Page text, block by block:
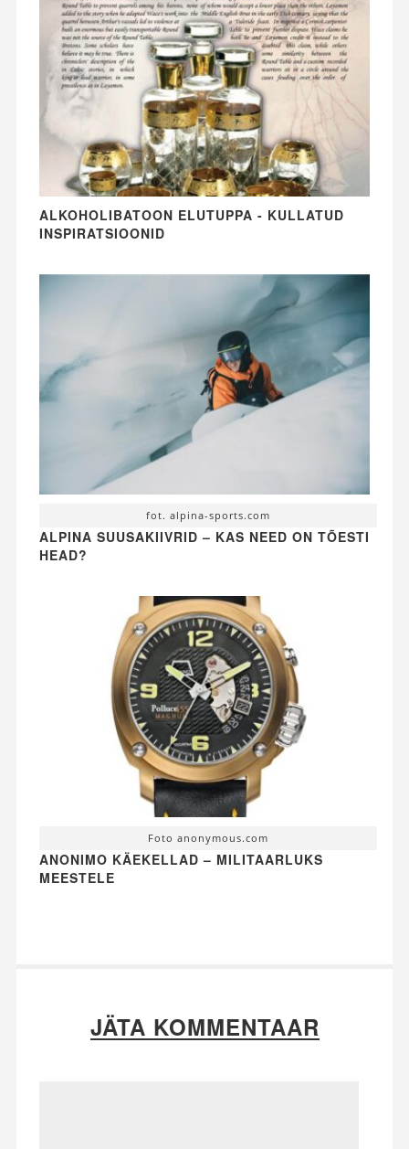
ALKOHOLIBATOON ELUTUPPA - KULLATUD
INSPIRATSIOONID
fot. alpina-sports.com
ALPINA SUUSAKIIVRID – KAS NEED ON TÕESTI
HEAD?
Foto anonymous.com
ANONIMO KÄEKELLAD – MILITAARLUKS
MEESTELE
JÄTA KOMMENTAAR